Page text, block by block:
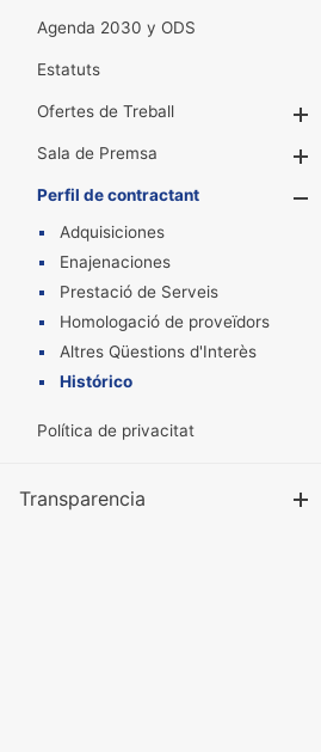
Agenda 2030 y ODS
Estatuts
Ofertes de Treball
Sala de Premsa
Perfil de contractant
Adquisiciones
Enajenaciones
Prestació de Serveis
Homologació de proveïdors
Altres Qüestions d'Interès
Histórico
Política de privacitat
Transparencia